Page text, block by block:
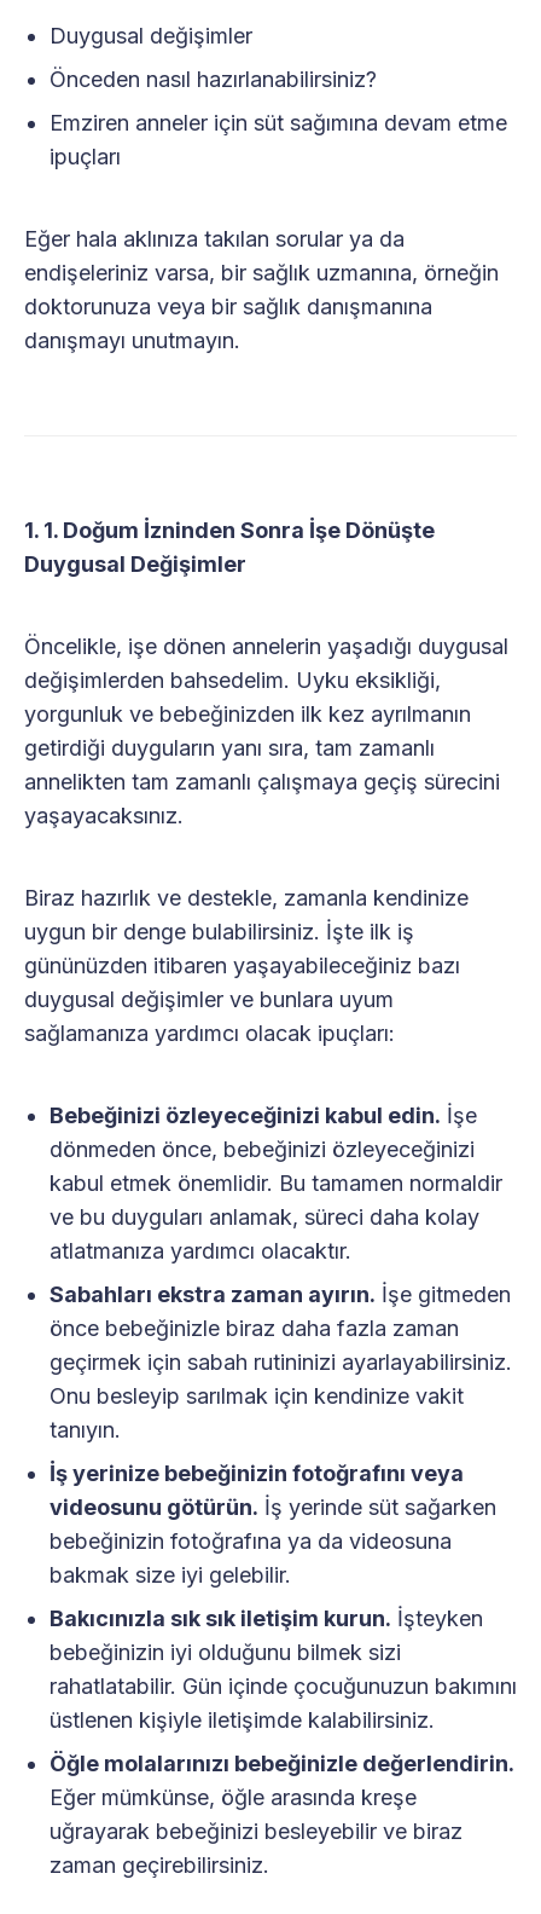
Duygusal değişimler
Önceden nasıl hazırlanabilirsiniz?
Emziren anneler için süt sağımına devam etme
ipuçları
Eğer hala aklınıza takılan sorular ya da
endişeleriniz varsa, bir sağlık uzmanına, örneğin
doktorunuza veya bir sağlık danışmanına
danışmayı unutmayın.
1. 1. Doğum İzninden Sonra İşe Dönüşte
Duygusal Değişimler
Öncelikle, işe dönen annelerin yaşadığı duygusal
değişimlerden bahsedelim. Uyku eksikliği,
yorgunluk ve bebeğinizden ilk kez ayrılmanın
getirdiği duyguların yanı sıra, tam zamanlı
annelikten tam zamanlı çalışmaya geçiş sürecini
yaşayacaksınız.
Biraz hazırlık ve destekle, zamanla kendinize
uygun bir denge bulabilirsiniz. İşte ilk iş
gününüzden itibaren yaşayabileceğiniz bazı
duygusal değişimler ve bunlara uyum
sağlamanıza yardımcı olacak ipuçları:
Bebeğinizi özleyeceğinizi kabul edin. İşe
dönmeden önce, bebeğinizi özleyeceğinizi
kabul etmek önemlidir. Bu tamamen normaldir
ve bu duyguları anlamak, süreci daha kolay
atlatmanıza yardımcı olacaktır.
Sabahları ekstra zaman ayırın. İşe gitmeden
önce bebeğinizle biraz daha fazla zaman
geçirmek için sabah rutininizi ayarlayabilirsiniz.
Onu besleyip sarılmak için kendinize vakit
tanıyın.
İş yerinize bebeğinizin fotoğrafını veya
videosunu götürün. İş yerinde süt sağarken
bebeğinizin fotoğrafına ya da videosuna
bakmak size iyi gelebilir.
Bakıcınızla sık sık iletişim kurun. İşteyken
bebeğinizin iyi olduğunu bilmek sizi
rahatlatabilir. Gün içinde çocuğunuzun bakımını
üstlenen kişiyle iletişimde kalabilirsiniz.
Öğle molalarınızı bebeğinizle değerlendirin.
Eğer mümkünse, öğle arasında kreşe
uğrayarak bebeğinizi besleyebilir ve biraz
zaman geçirebilirsiniz.